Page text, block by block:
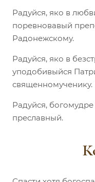
Радуйся, яко в
поревновавый
Радонежскому.
Радуйся, яко в
уподобивыйся
священномученику.
Радуйся,
преславный.